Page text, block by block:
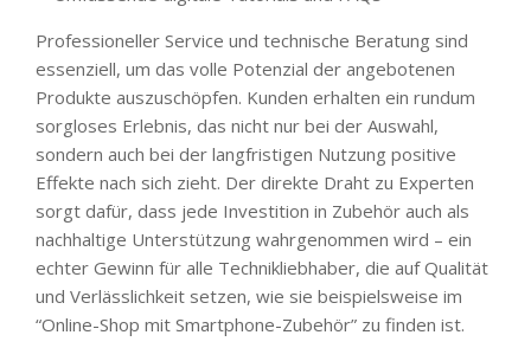
Professioneller Service und technische Beratung sind
essenziell, um das volle Potenzial der angebotenen
Produkte auszuschöpfen. Kunden erhalten ein rundum
sorgloses Erlebnis, das nicht nur bei der Auswahl,
sondern auch bei der langfristigen Nutzung positive
Effekte nach sich zieht. Der direkte Draht zu Experten
sorgt dafür, dass jede Investition in Zubehör auch als
nachhaltige Unterstützung wahrgenommen wird – ein
echter Gewinn für alle Technikliebhaber, die auf Qualität
und Verlässlichkeit setzen, wie sie beispielsweise im
“Online-Shop mit Smartphone-Zubehör” zu finden ist.